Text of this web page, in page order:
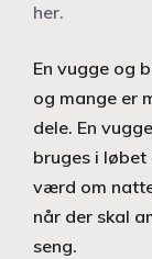
her.
En vugge og
og mange er
dele. En
bruges i løbet
værd om
når der skal
seng.